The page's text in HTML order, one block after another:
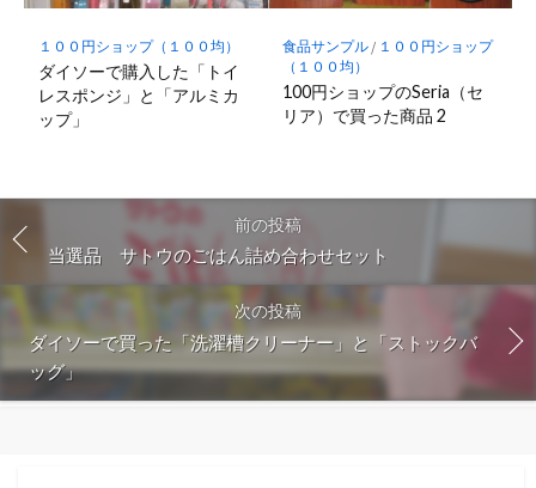
１００円ショップ（１００均）
ダイソーで購入した「トイ
レスポンジ」と「アルミカ
ップ」
食品サンプル/ １００円ショップ
（１００均）
100円ショップのSeria（セ
リア）で買った商品 2
前の投稿
当選品 サトウのごはん詰め合わせセット
次の投稿
ダイソーで買った「洗濯槽クリーナー」と「ストックバ
ッグ」